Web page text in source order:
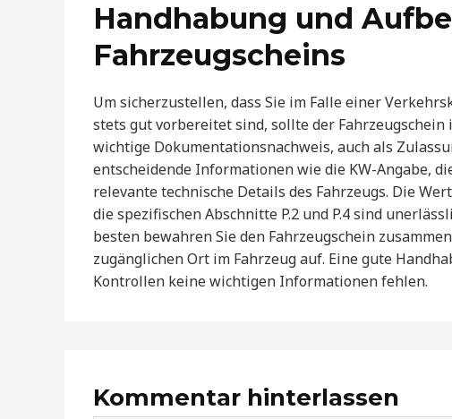
Handhabung und
Fahrzeugscheins
Um sicherzustellen, dass Sie im Falle einer
stets gut vorbereitet sind, sollte der
wichtige Dokumentationsnachweis, auch als
entscheidende Informationen wie die KW-Angabe,
relevante technische Details des Fahrzeugs. Die
die spezifischen Abschnitte P.2 und P.4 sind
besten bewahren Sie den Fahrzeugschein
zugänglichen Ort im Fahrzeug auf. Eine gute
Kontrollen keine wichtigen Informationen fehlen.
Kommentar hinterlassen